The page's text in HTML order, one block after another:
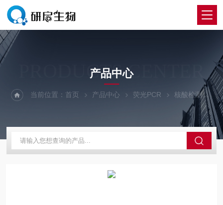
PRODUCTS CENTER
产品中心
当前位置：首页 产品中心 荧光PCR 核酸检测